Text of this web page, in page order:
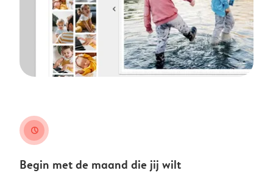
clock
Begin met de maand die jij wilt